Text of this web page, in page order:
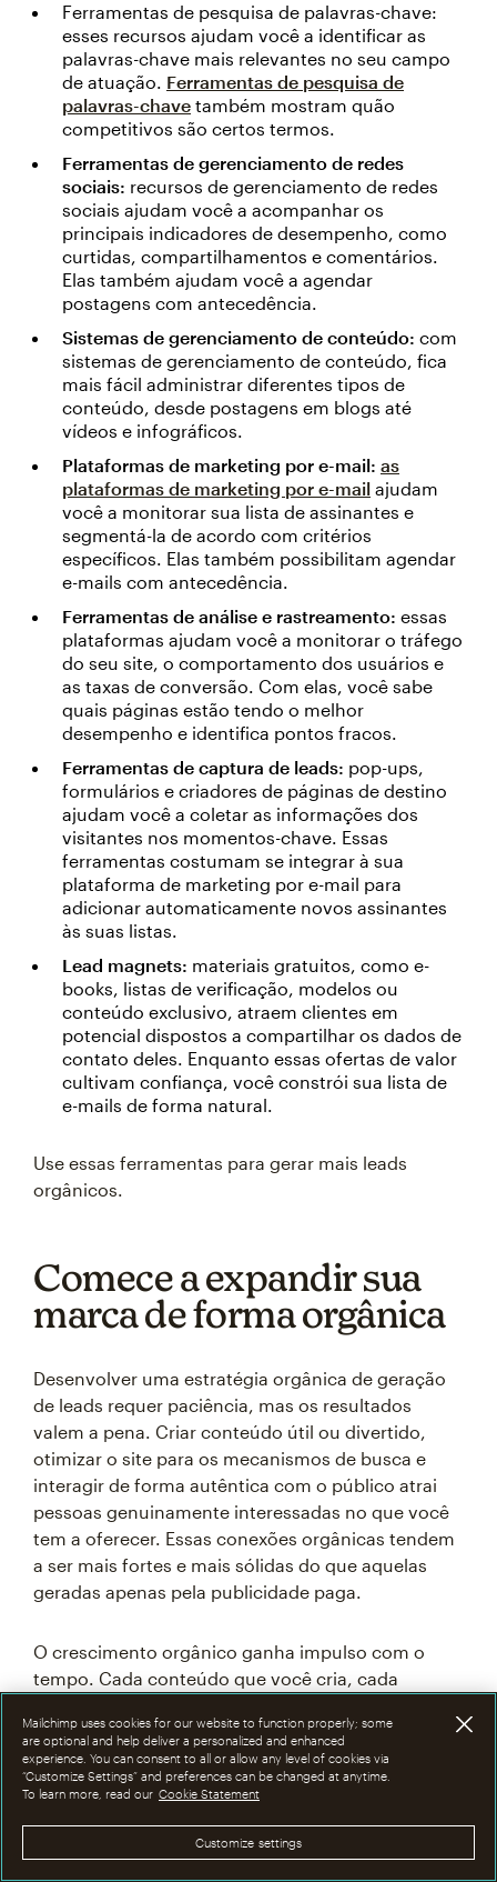
Ferramentas de pesquisa de palavras-chave:
esses recursos ajudam você a identificar as
palavras-chave mais relevantes no seu campo
de atuação. Ferramentas de pesquisa de
palavras-chave também mostram quão
competitivos são certos termos.
Ferramentas de gerenciamento de redes
sociais: recursos de gerenciamento de redes
sociais ajudam você a acompanhar os
principais indicadores de desempenho, como
curtidas, compartilhamentos e comentários.
Elas também ajudam você a agendar
postagens com antecedência.
Sistemas de gerenciamento de conteúdo: com
sistemas de gerenciamento de conteúdo, fica
mais fácil administrar diferentes tipos de
conteúdo, desde postagens em blogs até
vídeos e infográficos.
Plataformas de marketing por e-mail: as
plataformas de marketing por e-mail ajudam
você a monitorar sua lista de assinantes e
segmentá-la de acordo com critérios
específicos. Elas também possibilitam agendar
e-mails com antecedência.
Ferramentas de análise e rastreamento: essas
plataformas ajudam você a monitorar o tráfego
do seu site, o comportamento dos usuários e
as taxas de conversão. Com elas, você sabe
quais páginas estão tendo o melhor
desempenho e identifica pontos fracos.
Ferramentas de captura de leads: pop-ups,
formulários e criadores de páginas de destino
ajudam você a coletar as informações dos
visitantes nos momentos-chave. Essas
ferramentas costumam se integrar à sua
plataforma de marketing por e-mail para
adicionar automaticamente novos assinantes
às suas listas.
Lead magnets: materiais gratuitos, como e-
books, listas de verificação, modelos ou
conteúdo exclusivo, atraem clientes em
potencial dispostos a compartilhar os dados de
contato deles. Enquanto essas ofertas de valor
cultivam confiança, você constrói sua lista de
e-mails de forma natural.
Use essas ferramentas para gerar mais leads
orgânicos.
Comece a expandir sua
marca de forma orgânica
Desenvolver uma estratégia orgânica de geração
de leads requer paciência, mas os resultados
valem a pena. Criar conteúdo útil ou divertido,
otimizar o site para os mecanismos de busca e
interagir de forma autêntica com o público atrai
pessoas genuinamente interessadas no que você
tem a oferecer. Essas conexões orgânicas tendem
a ser mais fortes e mais sólidas do que aquelas
geradas apenas pela publicidade paga.
O crescimento orgânico ganha impulso com o
tempo. Cada conteúdo que você cria, cada
medidas de SEO se conjugam para fortalecer sua
presença online. Depois que você estabelece essa
base, sua marca continua atraindo novos leads,
Mailchimp uses cookies for our website to function properly; some
are optional and help deliver a personalized and enhanced
experience. You can consent to all or allow any level of cookies via
“Customize Settings” and preferences can be changed at anytime.
To learn more, read our Cookie Statement
Customize settings